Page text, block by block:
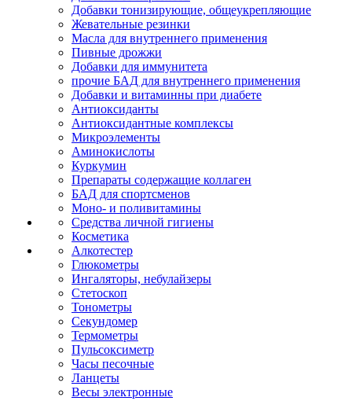
Добавки тонизирующие, общеукрепляющие
Жевательные резинки
Масла для внутреннего применения
Пивные дрожжи
Добавки для иммунитета
прочие БАД для внутреннего применения
Добавки и витаминны при диабете
Антиоксиданты
Антиоксидантные комплексы
Микроэлементы
Аминокислоты
Куркумин
Препараты содержащие коллаген
БАД для спортсменов
Моно- и поливитамины
Средства личной гигиены
Косметика
Алкотестер
Глюкометры
Ингаляторы, небулайзеры
Стетоскоп
Тонометры
Секундомер
Термометры
Пульсоксиметр
Часы песочные
Ланцеты
Весы электронные